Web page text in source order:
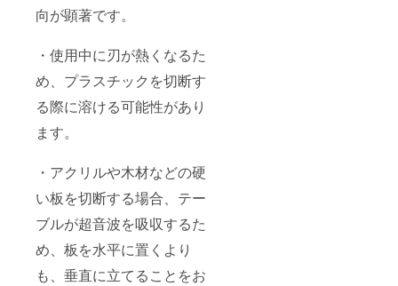
向が顕著です。
・使用中に刃が熱くなるた
め、プラスチックを切断す
る際に溶ける可能性があり
ます。
・アクリルや木材などの硬
い板を切断する場合、テー
ブルが超音波を吸収するた
め、板を水平に置くより
も、垂直に立てることをお